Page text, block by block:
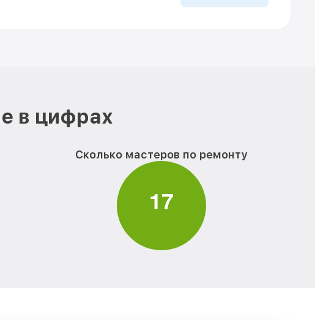
в цифрах
Сколько мастеров по ремонту
17